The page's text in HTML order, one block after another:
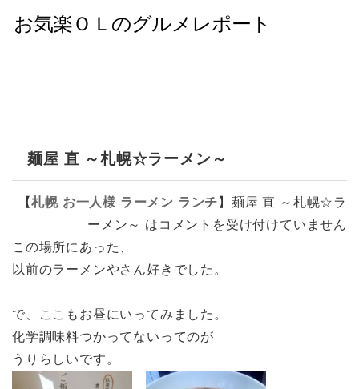
麺屋 直 ～札幌☆ラーメン～
【札幌 お一人様 ラーメン ランチ 】 麺屋 直 ～札幌☆ラ
ーメン～ は コメントを受け付けていません
この場所にあった、
以前のラーメンやさん好きでした。
で、ここもお昼にいってみました。
化学調味料つかってないってのが
うりらしいです。